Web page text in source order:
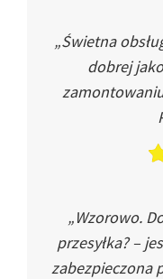
„Świetna
dobrej
„Wzorowo.
przesyłka? –
zabezpieczona